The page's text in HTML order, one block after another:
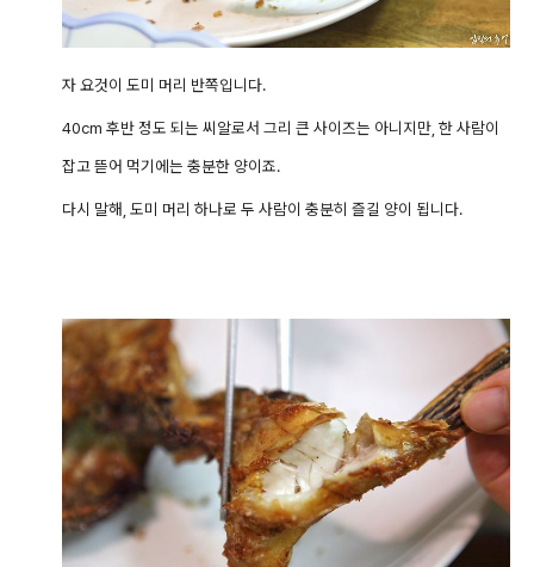
자 요것이 도미 머리 반쪽입니다.
40cm 후반 정도 되는 씨알로서 그리 큰 사이즈는 아니지만, 한 사람이
잡고 뜯어 먹기에는 충분한 양이죠.
다시 말해, 도미 머리 하나로 두 사람이 충분히 즐길 양이 됩니다.